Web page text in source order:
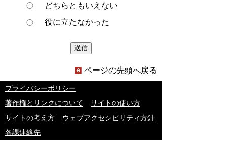
どちらともいえない
役に立たなかった
ページの先頭へ戻る
プライバシーポリシー
著作権とリンクについて
サイトの使い方
サイトの考え方
ウェブアクセシビリティ方針
各課連絡先